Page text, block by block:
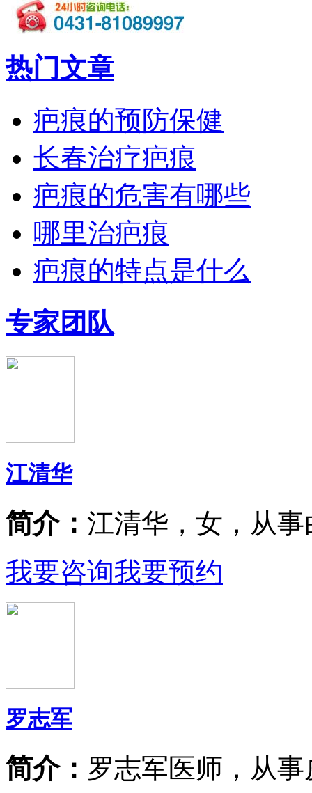
热门文章
疤痕的预防保健
长春治疗疤痕
疤痕的危害有哪些
哪里治疤痕
疤痕的特点是什么
专家团队
江清华
简介： 江清华，女，从事
我要咨询我要预约
罗志军
简介： 罗志军医师，从事